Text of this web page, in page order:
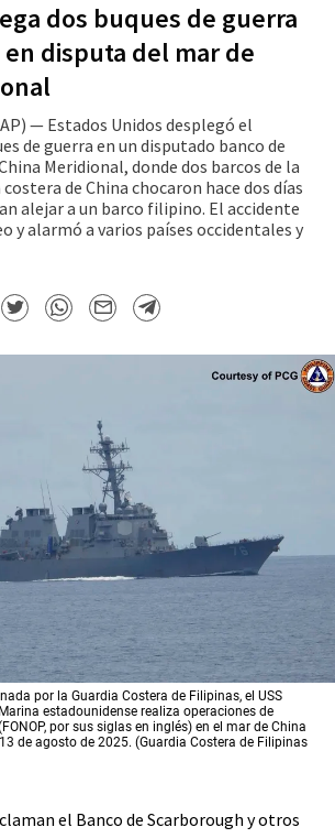
dos buques de guerra
disputa del mar de
— Estados Unidos desplegó el
de guerra en un disputado banco de
Meridional, donde dos barcos de la
de China chocaron hace dos días
alejar a un barco filipino. El accidente
y alarmó a varios países occidentales y
por la Guardia Costera de Filipinas, el USS
estadounidense realiza operaciones de
por sus siglas en inglés) en el mar de China
de agosto de 2025. (Guardia Costera de Filipinas
el Banco de Scarborough y otros